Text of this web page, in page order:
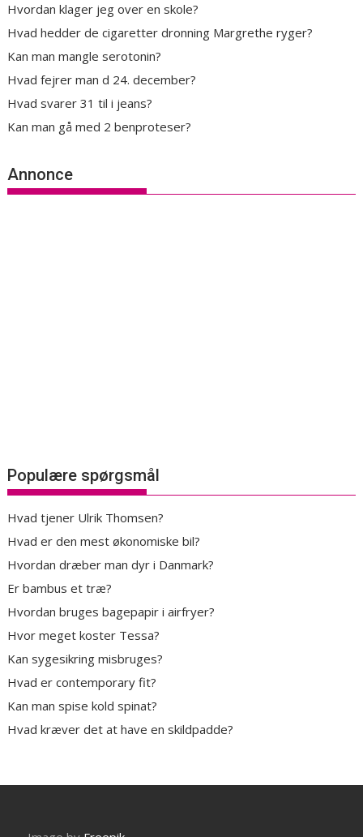
Hvordan klager jeg over en skole?
Hvad hedder de cigaretter dronning Margrethe ryger?
Kan man mangle serotonin?
Hvad fejrer man d 24. december?
Hvad svarer 31 til i jeans?
Kan man gå med 2 benproteser?
Annonce
Populære spørgsmål
Hvad tjener Ulrik Thomsen?
Hvad er den mest økonomiske bil?
Hvordan dræber man dyr i Danmark?
Er bambus et træ?
Hvordan bruges bagepapir i airfryer?
Hvor meget koster Tessa?
Kan sygesikring misbruges?
Hvad er contemporary fit?
Kan man spise kold spinat?
Hvad kræver det at have en skildpadde?